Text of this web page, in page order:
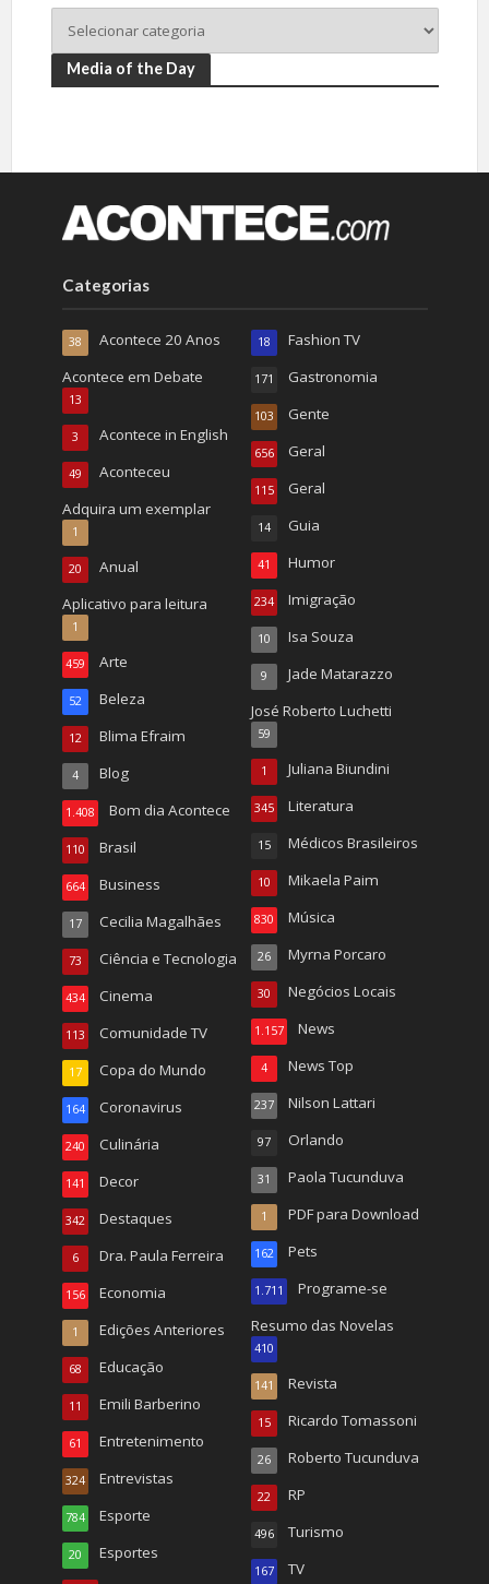
Media of the Day
Categorias
Acontece 20 Anos
38
Acontece em Debate
13
Acontece in English
3
Aconteceu
49
Adquira um exemplar
1
Anual
20
Aplicativo para leitura
1
Arte
459
Beleza
52
Blima Efraim
12
Blog
4
Bom dia Acontece
1.408
Brasil
110
Business
664
Cecilia Magalhães
17
Ciência e Tecnologia
73
Cinema
434
Comunidade TV
113
Copa do Mundo
17
Coronavirus
164
Culinária
240
Decor
141
Destaques
342
Dra. Paula Ferreira
6
Economia
156
Edições Anteriores
1
Educação
68
Emili Barberino
11
Entretenimento
61
Entrevistas
324
Esporte
784
Esportes
20
Fashion TV
18
Gastronomia
171
Gente
103
Geral
656
Geral
115
Guia
14
Humor
41
Imigração
234
Isa Souza
10
Jade Matarazzo
9
José Roberto Luchetti
59
Juliana Biundini
1
Literatura
345
Médicos Brasileiros
15
Mikaela Paim
10
Música
830
Myrna Porcaro
26
Negócios Locais
30
News
1.157
News Top
4
Nilson Lattari
237
Orlando
97
Paola Tucunduva
31
PDF para Download
1
Pets
162
Programe-se
1.711
Resumo das Novelas
410
Revista
141
Ricardo Tomassoni
15
Roberto Tucunduva
26
RP
22
Turismo
496
TV
167